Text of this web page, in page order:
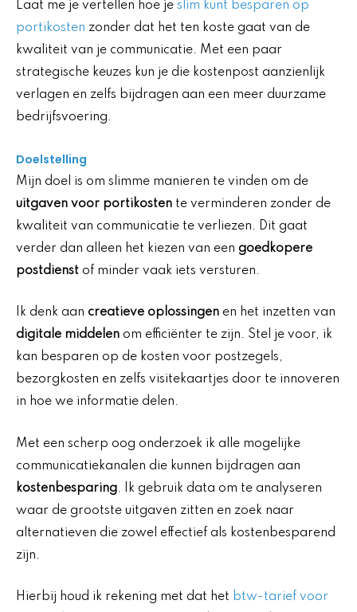
Laat me je vertellen hoe je slim kunt besparen op
portikosten zonder dat het ten koste gaat van de
kwaliteit van je communicatie. Met een paar
strategische keuzes kun je die kostenpost aanzienlijk
verlagen en zelfs bijdragen aan een meer duurzame
bedrijfsvoering.
Doelstelling
Mijn doel is om slimme manieren te vinden om de
uitgaven voor portikosten te verminderen zonder de
kwaliteit van communicatie te verliezen. Dit gaat
verder dan alleen het kiezen van een goedkopere
postdienst of minder vaak iets versturen.
Ik denk aan creatieve oplossingen en het inzetten van
digitale middelen om efficiënter te zijn. Stel je voor, ik
kan besparen op de kosten voor postzegels,
bezorgkosten en zelfs visitekaartjes door te innoveren
in hoe we informatie delen.
Met een scherp oog onderzoek ik alle mogelijke
communicatiekanalen die kunnen bijdragen aan
kostenbesparing. Ik gebruik data om te analyseren
waar de grootste uitgaven zitten en zoek naar
alternatieven die zowel effectief als kostenbesparend
zijn.
Hierbij houd ik rekening met dat het btw-tarief voor